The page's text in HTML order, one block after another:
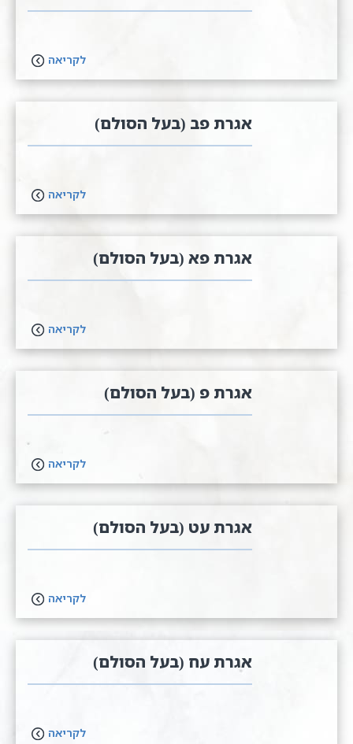
לקריאה
אגרת פב (בעל הסולם)
לקריאה
אגרת פא (בעל הסולם)
לקריאה
אגרת פ (בעל הסולם)
לקריאה
אגרת עט (בעל הסולם)
לקריאה
אגרת עח (בעל הסולם)
לקריאה